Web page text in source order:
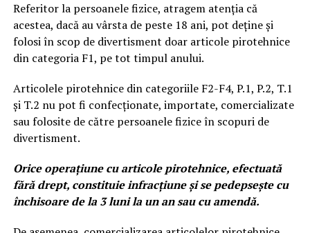
Referitor la persoanele fizice, atragem atenția că
acestea, dacă au vârsta de peste 18 ani, pot deține și
folosi în scop de divertisment doar articole pirotehnice
din categoria F1, pe tot timpul anului.
Articolele pirotehnice din categoriile F2-F4, P.1, P.2, T.1
și T.2 nu pot fi confecționate, importate, comercializate
sau folosite de către persoanele fizice în scopuri de
divertisment.
Orice operaţiune cu articole pirotehnice, efectuată
fără drept, constituie infracţiune şi se pedepseşte cu
închisoare de la 3 luni la un an sau cu amendă.